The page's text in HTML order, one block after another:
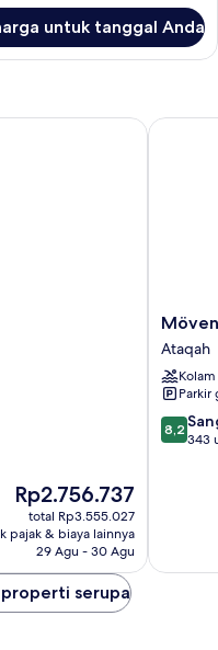
untuk tanggal Anda
Harga
sekarang
Rp2.756.737
Rp2.756.737
total Rp3.555.027
pajak & biaya lainnya
29 Agu - 30 Agu
Resort
El
Sokhna
Ataqah
Ataqah
Parkir
8.2
dari
8,2
343
serupa